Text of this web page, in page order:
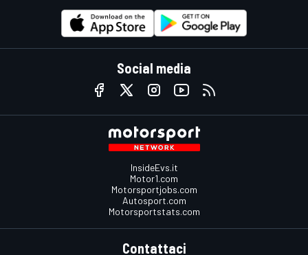
Social media
InsideEvs.it
Motor1.com
Motorsportjobs.com
Autosport.com
Motorsportstats.com
Contattaci